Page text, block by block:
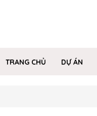
TRANG CHỦ DỰ ÁN